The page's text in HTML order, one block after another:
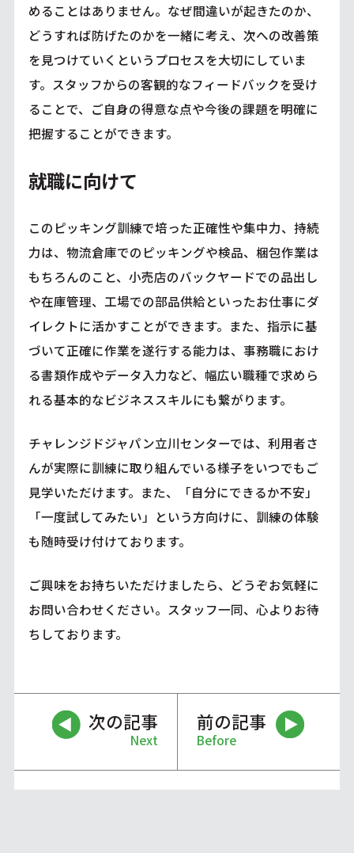
めることはありません。なぜ間違いが起きたのか、
どうすれば防げたのかを一緒に考え、次への改善策
を見つけていくというプロセスを大切にしていま
す。スタッフからの客観的なフィードバックを受け
ることで、ご自身の得意な点や今後の課題を明確に
把握することができます。
就職に向けて
このピッキング訓練で培った正確性や集中力、持続
力は、物流倉庫でのピッキングや検品、梱包作業は
もちろんのこと、小売店のバックヤードでの品出し
や在庫管理、工場での部品供給といったお仕事にダ
イレクトに活かすことができます。また、指示に基
づいて正確に作業を遂行する能力は、事務職におけ
る書類作成やデータ入力など、幅広い職種で求めら
れる基本的なビジネススキルにも繋がります。
チャレンジドジャパン立川センターでは、利用者さ
んが実際に訓練に取り組んでいる様子をいつでもご
見学いただけます。また、「自分にできるか不安」
「一度試してみたい」という方向けに、訓練の体験
も随時受け付けております。
ご興味をお持ちいただけましたら、どうぞお気軽に
お問い合わせください。スタッフ一同、心よりお待
ちしております。
次の記事
Next
前の記事
Before